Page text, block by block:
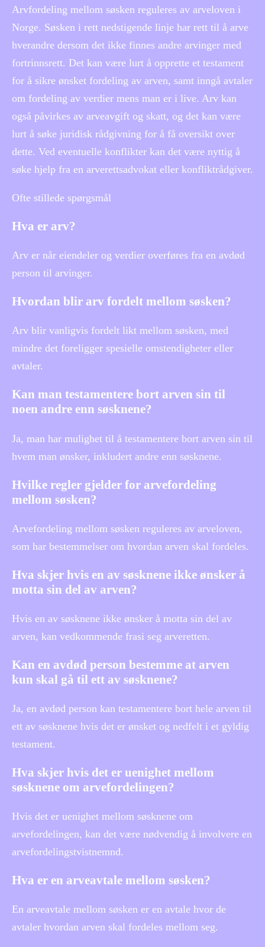
Arvfordeling mellom søsken reguleres av arveloven i
Norge. Søsken i rett nedstigende linje har rett til å arve
hverandre dersom det ikke finnes andre arvinger med
fortrinnsrett. Det kan være lurt å opprette et testament
for å sikre ønsket fordeling av arven, samt inngå avtaler
om fordeling av verdier mens man er i live. Arv kan
også påvirkes av arveavgift og skatt, og det kan være
lurt å søke juridisk rådgivning for å få oversikt over
dette. Ved eventuelle konflikter kan det være nyttig å
søke hjelp fra en arverettsadvokat eller konfliktrådgiver.
Ofte stillede spørgsmål
Hva er arv?
Arv er når eiendeler og verdier overføres fra en avdød
person til arvinger.
Hvordan blir arv fordelt mellom søsken?
Arv blir vanligvis fordelt likt mellom søsken, med
mindre det foreligger spesielle omstendigheter eller
avtaler.
Kan man testamentere bort arven sin til
noen andre enn søsknene?
Ja, man har mulighet til å testamentere bort arven sin til
hvem man ønsker, inkludert andre enn søsknene.
Hvilke regler gjelder for arvefordeling
mellom søsken?
Arvefordeling mellom søsken reguleres av arveloven,
som har bestemmelser om hvordan arven skal fordeles.
Hva skjer hvis en av søsknene ikke ønsker å
motta sin del av arven?
Hvis en av søsknene ikke ønsker å motta sin del av
arven, kan vedkommende frasi seg arveretten.
Kan en avdød person bestemme at arven
kun skal gå til ett av søsknene?
Ja, en avdød person kan testamentere bort hele arven til
ett av søsknene hvis det er ønsket og nedfelt i et gyldig
testament.
Hva skjer hvis det er uenighet mellom
søsknene om arvefordelingen?
Hvis det er uenighet mellom søsknene om
arvefordelingen, kan det være nødvendig å involvere en
arvefordelingstvistnemnd.
Hva er en arveavtale mellom søsken?
En arveavtale mellom søsken er en avtale hvor de
avtaler hvordan arven skal fordeles mellom seg.